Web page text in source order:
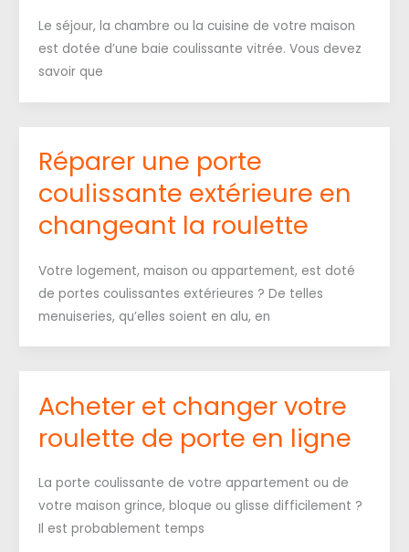
Le séjour, la chambre ou la cuisine de votre maison
est dotée d’une baie coulissante vitrée. Vous devez
savoir que
Réparer une porte
coulissante extérieure en
changeant la roulette
Votre logement, maison ou appartement, est doté
de portes coulissantes extérieures ? De telles
menuiseries, qu’elles soient en alu, en
Acheter et changer votre
roulette de porte en ligne
La porte coulissante de votre appartement ou de
votre maison grince, bloque ou glisse difficilement ?
Il est probablement temps